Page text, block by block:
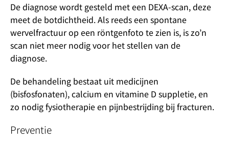
De diagnose wordt gesteld met een DEXA-scan, deze
meet de botdichtheid. Als reeds een spontane
wervelfractuur op een röntgenfoto te zien is, is zo’n
scan niet meer nodig voor het stellen van de
diagnose.
De behandeling bestaat uit medicijnen
(bisfosfonaten), calcium en vitamine D suppletie, en
zo nodig fysiotherapie en pijnbestrijding bij fracturen.
Preventie